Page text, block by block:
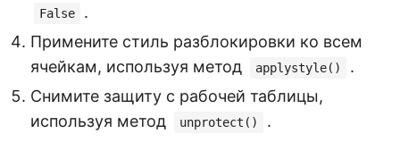
False
.
Примените стиль разблокировки ко всем
ячейкам, используя метод
applystyle()
.
Снимите защиту с рабочей таблицы,
используя метод
unprotect()
.